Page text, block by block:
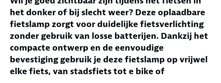
het donker of bij slecht weer? Deze oplaadbare
fietslamp zorgt voor duidelijke fietsverlichting
zonder gebruik van losse batterijen. Dankzij het
compacte ontwerp en de eenvoudige
bevestiging gebruik je deze fietslamp op vrijwel
elke fiets, van stadsfiets tot e bike of